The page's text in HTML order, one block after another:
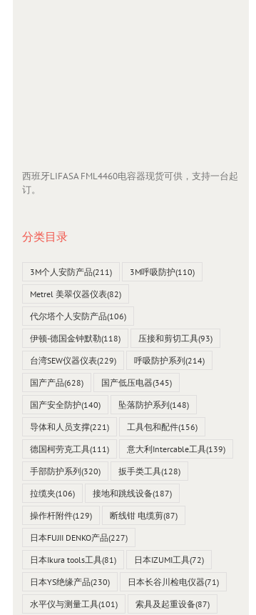
西班牙LIFASA FML4460电容器现货可供，支持一台起
订。
分类目录
3M个人安防产品(211) 3M呼吸防护(110)
Metrel 美翠仪器仪表(82)
代尔塔个人安防产品(106)
伊顿-德国金钟默勒(118) 压接和剪切工具(93)
台湾SEW仪器仪表(229) 呼吸防护系列(214)
国产产品(628) 国产低压电器(345)
国产安全防护(140) 坠落防护系列(148)
导体和人员支撑(221) 工具包和配件(156)
德国柯劳克工具(111) 意大利Intercable工具(139)
手部防护系列(320) 扳手类工具(128)
拉缆夹(106) 接地和跳线设备(187)
操作杆附件(129) 断线钳 电缆剪(87)
日本FUJII DENKO产品(227)
日本Ikura tools工具(81) 日本IZUMI工具(72)
日本YS绝缘产品(230) 日本长谷川检电仪器(71)
水平仪与测量工具(101) 索具及起重设备(87)